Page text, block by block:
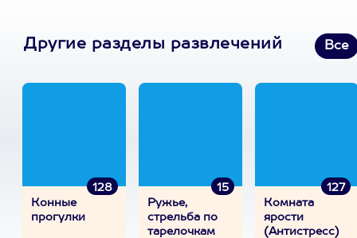
Другие разделы развлечений Все
128
Конные
прогулки
15
Ружье,
стрельба по
тарелочкам
127
Комната
ярости
(Антистресс)